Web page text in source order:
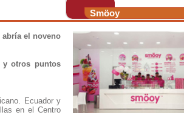
Smöoy
abría el noveno
y otros puntos
Ecuador y
en el Centro